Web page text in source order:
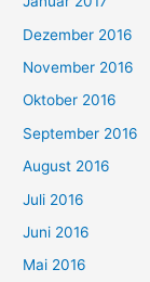
Dezember 2016
November 2016
Oktober 2016
September 2016
August 2016
Juli 2016
Juni 2016
Mai 2016